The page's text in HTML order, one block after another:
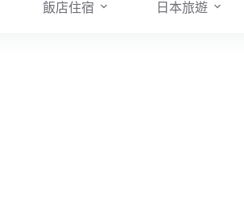
飯店住宿 日本旅遊